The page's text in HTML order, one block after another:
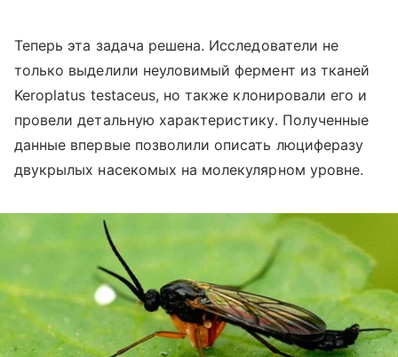
Теперь эта задача решена. Исследователи не
только выделили неуловимый фермент из тканей
Keroplatus testaceus, но также клонировали его и
провели детальную характеристику. Полученные
данные впервые позволили описать люциферазу
двукрылых насекомых на молекулярном уровне.